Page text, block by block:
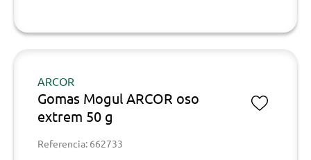
ARCOR
Gomas Mogul ARCOR oso
extrem 50 g
Referencia: 662733